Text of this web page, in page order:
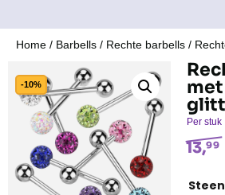
Home / Barbells / Rechte barbells /
-10%
Per stuk
13,99